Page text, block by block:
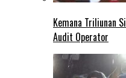
Kemana Triliunan
Audit Operator